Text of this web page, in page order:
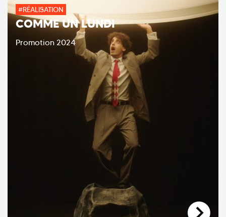
#RÉALISATION
COMME UN LUNDI
Promotion 2024